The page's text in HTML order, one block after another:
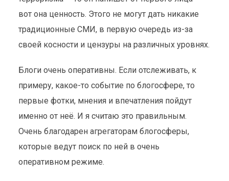
вот она ценность. Этого не могут дать никакие
традиционные СМИ, в первую очередь из-за
своей косности и цензуры на различных уровнях.
Блоги очень оперативны. Если отслеживать, к
примеру, какое-то событие по блогосфере, то
первые фотки, мнения и впечатления пойдут
именно от неё. И я считаю это правильным.
Очень благодарен агрегаторам блогосферы,
которые ведут поиск по ней в очень
оперативном режиме.